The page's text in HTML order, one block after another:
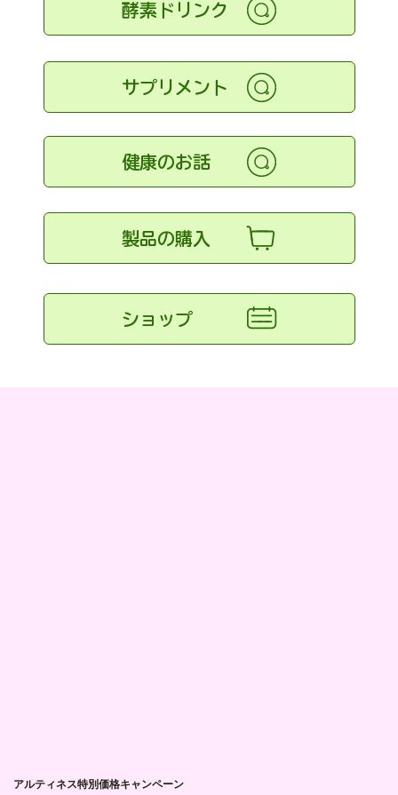
酵素ドリンク
サプリメント
健康のお話
製品の購入
ショップ
アルティネス特別価格​キャンペーン